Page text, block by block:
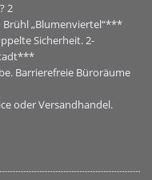
2
„Blumenviertel“***
Sicherheit. 2-
Barrierefreie Büroräume
oder Versandhandel.